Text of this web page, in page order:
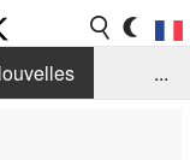
...